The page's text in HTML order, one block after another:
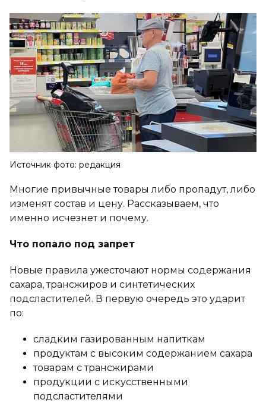
Источник фото: редакция
Многие привычные товары либо пропадут, либо
изменят состав и цену. Рассказываем, что
именно исчезнет и почему.
Что попало под запрет
Новые правила ужесточают нормы содержания
сахара, трансжиров и синтетических
подсластителей. В первую очередь это ударит
по:
сладким газированным напиткам
продуктам с высоким содержанием сахара
товарам с трансжирами
продукции с искусственными
подсластителями